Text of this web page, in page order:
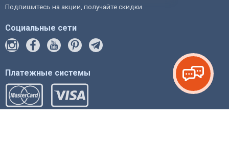
Подпишитесь на акции, получайте скидки
Социальные сети
Платежные системы